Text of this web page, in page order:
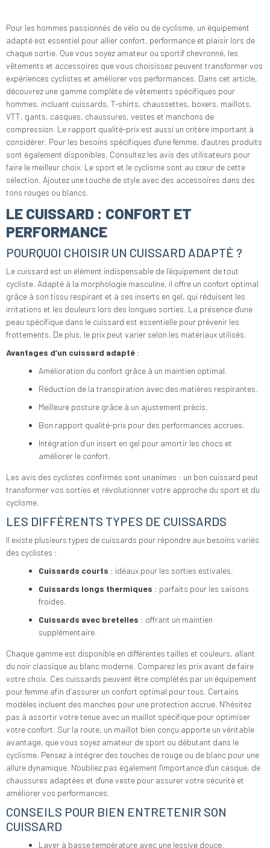
Pour les hommes passionnés de vélo ou de cyclisme, un équipement
adapté est essentiel pour allier confort, performance et plaisir lors de
chaque sortie. Que vous soyez amateur ou sportif chevronné, les
vêtements et accessoires que vous choisissez peuvent transformer vos
expériences cyclistes et améliorer vos performances. Dans cet article,
découvrez une gamme complète de vêtements spécifiques pour
hommes, incluant cuissards, T-shirts, chaussettes, boxers, maillots,
VTT, gants, casques, chaussures, vestes et manchons de
compression. Le rapport qualité-prix est aussi un critère important à
considérer. Pour les besoins spécifiques d'une femme, d'autres produits
sont également disponibles. Consultez les avis des utilisateurs pour
faire le meilleur choix. Le sport et le cyclisme sont au cœur de cette
sélection. Ajoutez une touche de style avec des accessoires dans des
tons rouges ou blancs.
LE CUISSARD : CONFORT ET
PERFORMANCE
POURQUOI CHOISIR UN CUISSARD ADAPTÉ ?
Le cuissard est un élément indispensable de l’équipement de tout
cycliste. Adapté à la morphologie masculine, il offre un confort optimal
grâce à son tissu respirant et à ses inserts en gel, qui réduisent les
irritations et les douleurs lors des longues sorties. La présence d'une
peau spécifique dans le cuissard est essentielle pour prévenir les
frottements. De plus, le prix peut varier selon les matériaux utilisés.
Avantages d’un cuissard adapté :
Amélioration du confort grâce à un maintien optimal.
Réduction de la transpiration avec des matières respirantes.
Meilleure posture grâce à un ajustement précis.
Bon rapport qualité-prix pour des performances accrues.
Intégration d’un insert en gel pour amortir les chocs et
améliorer le confort.
Les avis des cyclistes confirmés sont unanimes : un bon cuissard peut
transformer vos sorties et révolutionner votre approche du sport et du
cyclisme.
LES DIFFÉRENTS TYPES DE CUISSARDS
Il existe plusieurs types de cuissards pour répondre aux besoins variés
des cyclistes :
Cuissards courts : idéaux pour les sorties estivales.
Cuissards longs thermiques : parfaits pour les saisons
froides.
Cuissards avec bretelles : offrant un maintien
supplémentaire.
Chaque gamme est disponible en différentes tailles et couleurs, allant
du noir classique au blanc moderne. Comparez les prix avant de faire
votre choix. Ces cuissards peuvent être complétés par un équipement
pour femme afin d’assurer un confort optimal pour tous. Certains
modèles incluent des manches pour une protection accrue. N’hésitez
pas à assortir votre tenue avec un maillot spécifique pour optimiser
votre confort. Sur la route, un maillot bien conçu apporte un véritable
avantage, que vous soyez amateur de sport ou débutant dans le
cyclisme. Pensez à intégrer des touches de rouge ou de blanc pour une
allure dynamique. N'oubliez pas également l'importance d'un casque, de
chaussures adaptées et d'une veste pour assurer votre sécurité et
améliorer vos performances.
CONSEILS POUR BIEN ENTRETENIR SON
CUISSARD
Laver à basse température avec une lessive douce.